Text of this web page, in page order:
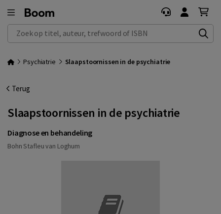
Zoek op titel, auteur, trefwoord of ISBN
Psychiatrie Slaapstoornissen in de psychiatrie
Terug
Slaapstoornissen in de psychiatrie
Diagnose en behandeling
Bohn Stafleu van Loghum